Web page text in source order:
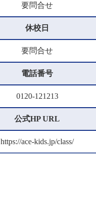
要問合せ
休校日
要問合せ
電話番号
0120-121213
公式HP URL
https://ace-kids.jp/class/